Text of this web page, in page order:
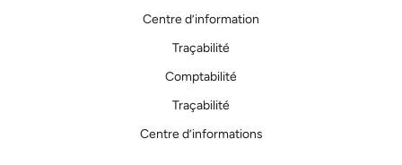
Centre d’information
Traçabilité
Comptabilité
Traçabilité
Centre d’informations